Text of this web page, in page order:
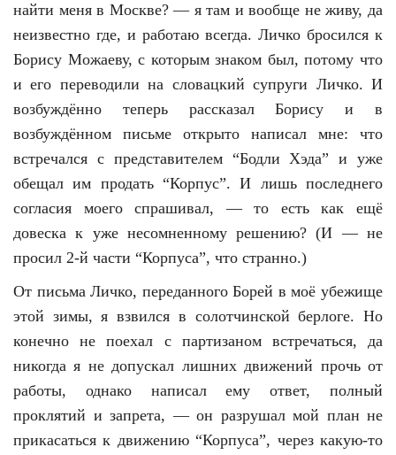
найти меня в Москве? — я там и вообще не живу, да
неизвестно где, и работаю всегда. Личко бросился к
Борису Можаеву, с которым знаком был, потому что
и его переводили на словацкий супруги Личко. И
возбуждённо теперь рассказал Борису и в
возбуждённом письме открыто написал мне: что
встречался с представителем “Бодли Хэда” и уже
обещал им продать “Корпус”. И лишь последнего
согласия моего спрашивал, — то есть как ещё
довеска к уже несомненному решению? (И — не
просил 2-й части “Корпуса”, что странно.)
От письма Личко, переданного Борей в моё убежище
этой зимы, я взвился в солотчинской берлоге. Но
конечно не поехал с партизаном встречаться, да
никогда я не допускал лишних движений прочь от
работы, однако написал ему ответ, полный
проклятий и запрета, — он разрушал мой план не
прикасаться к движению “Корпуса”, через какую-то